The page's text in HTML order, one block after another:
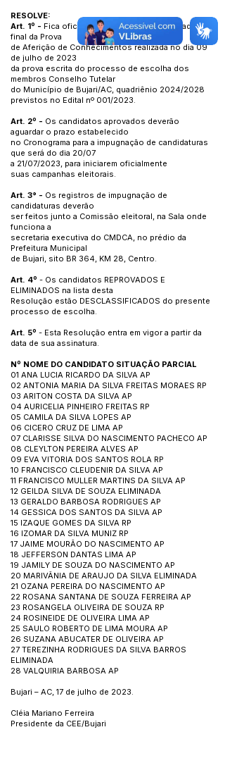
RESOLVE:
Art. 1º - Fica oficialmente divulgado o resultado
final da Prova
de Aferição de Conhecimentos realizada no dia 09
de julho de 2023
da prova escrita do processo de escolha dos
membros Conselho Tutelar
do Município de Bujari/AC, quadriênio 2024/2028
previstos no Edital nº 001/2023.
Art. 2º - Os candidatos aprovados deverão
aguardar o prazo estabelecido
no Cronograma para a impugnação de candidaturas
que será do dia 20/07
a 21/07/2023, para iniciarem oficialmente
suas campanhas eleitorais.
Art. 3° - Os registros de impugnação de
candidaturas deverão
ser feitos junto a Comissão eleitoral, na Sala onde
funciona a
secretaria executiva do CMDCA, no prédio da
Prefeitura Municipal
de Bujari, sito BR 364, KM 28, Centro.
Art. 4º - Os candidatos REPROVADOS E
ELIMINADOS na lista desta
Resolução estão DESCLASSIFICADOS do presente
processo de escolha.
Art. 5º - Esta Resolução entra em vigor a partir da
data de sua assinatura.
Nº NOME DO CANDIDATO SITUAÇÃO PARCIAL
01 ANA LUCIA RICARDO DA SILVA AP
02 ANTONIA MARIA DA SILVA FREITAS MORAES RP
03 ARITON COSTA DA SILVA AP
04 AURICELIA PINHEIRO FREITAS RP
05 CAMILA DA SILVA LOPES AP
06 CICERO CRUZ DE LIMA AP
07 CLARISSE SILVA DO NASCIMENTO PACHECO AP
08 CLEYLTON PEREIRA ALVES AP
09 EVA VITORIA DOS SANTOS ROLA RP
10 FRANCISCO CLEUDENIR DA SILVA AP
11 FRANCISCO MULLER MARTINS DA SILVA AP
12 GEILDA SILVA DE SOUZA ELIMINADA
13 GERALDO BARBOSA RODRIGUES AP
14 GESSICA DOS SANTOS DA SILVA AP
15 IZAQUE GOMES DA SILVA RP
16 IZOMAR DA SILVA MUNIZ RP
17 JAIME MOURÃO DO NASCIMENTO AP
18 JEFFERSON DANTAS LIMA AP
19 JAMILY DE SOUZA DO NASCIMENTO AP
20 MARIVÂNIA DE ARAUJO DA SILVA ELIMINADA
21 OZANA PEREIRA DO NASCIMENTO AP
22 ROSANA SANTANA DE SOUZA FERREIRA AP
23 ROSANGELA OLIVEIRA DE SOUZA RP
24 ROSINEIDE DE OLIVEIRA LIMA AP
25 SAULO ROBERTO DE LIMA MOURA AP
26 SUZANA ABUCATER DE OLIVEIRA AP
27 TEREZINHA RODRIGUES DA SILVA BARROS
ELIMINADA
28 VALQUIRIA BARBOSA AP
Bujari – AC, 17 de julho de 2023.
Cléia Mariano Ferreira
Presidente da CEE/Bujari